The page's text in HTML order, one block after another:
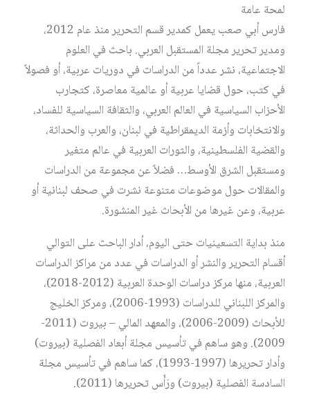
لمحة عامة
فارس أبي صعب يعمل كمدير قسم التحرير منذ عام 2012،
ومدير تحرير مجلة المستقبل العربي. باحث في العلوم
الاجتماعية، نشر عدداً من الدراسات في دوريات عربية، أو فصولاً
في كتب، حول قضايا عربية أو عالمية معاصرة، كتجارب
الأحزاب السياسية في العالم العربي، والثقافة السياسية للفساد،
والانتخابات وأزمة الديمقراطية في لبنان، والعرب والحداثة،
والقضية الفلسطينية، والثورات العربية في عالم متغير
ومستقبل الشرق الأوسط… فضلاً عن مجموعة من الدراسات
والمقالات حول موضوعات متنوعة نشرت في صحف لبنانية أو
عربية، وعن غيرها من الأبحاث غير المنشورة.
منذ بداية التسعينيات حتى اليوم، أدار الباحث على التوالي
أقسام التحرير والنشر أو الدراسات في عدد من مراكز الدراسات
العربية، منها مركز دراسات الوحدة العربية (2012-2018)،
والمركز اللبناني للدراسات (1993-2006)، ومركز الخليج
للأبحاث (2009-2006)، والمعهد المالي – بيروت (2011-
2009). وهو ساهم في تأسيس مجلة أبعاد الفصلية (بيروت)
وأدار تحريرها (1997-1993)، كما ساهم في تأسيس مجلة
السادسة الفصلية (بيروت) ورَأَس تحريرها (2011).